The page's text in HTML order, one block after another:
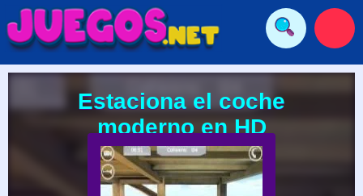
Estaciona el coche
moderno en HD